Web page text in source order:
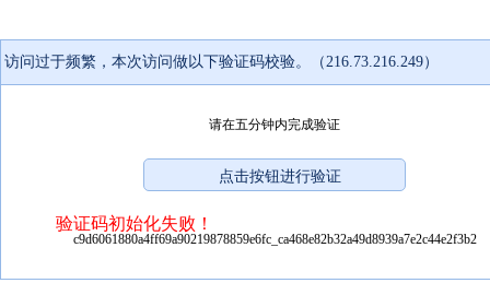
访问过于频繁，本次访问做以下验证码校验。（216.73.216.249）
请在五分钟内完成验证
验证码初始化失败！
c9d6061880a4ff69a90219878859e6fc_ca468e82b32a49d8939a7e2c44e2f3b2